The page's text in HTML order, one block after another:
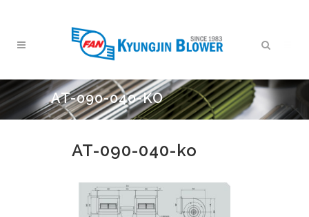
AT-090-040-KO
AT-090-040-ko